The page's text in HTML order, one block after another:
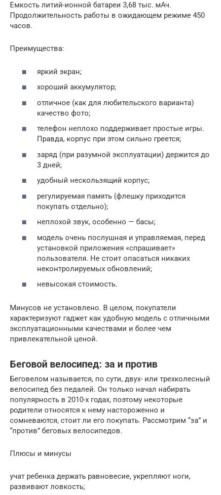
Емкость литий-ионной батареи 3,68 тыс. мАч.
Продолжительность работы в ожидающем режиме 450
часов.
Преимущества:
яркий экран;
хороший аккумулятор;
отличное (как для любительского варианта)
качество фото;
телефон неплохо поддерживает простые игры.
Правда, корпус при этом сильно греется;
заряд (при разумной эксплуатации) держится до
3 дней;
удобный нескользящий корпус;
регулируемая память (флешку приходится
покупать отдельно);
неплохой звук, особенно — басы;
модель очень послушная и управляемая, перед
установкой приложения «спрашивает»
пользователя. Не стоит опасаться никаких
неконтролируемых обновлений;
невысокая стоимость.
Минусов не установлено. В целом, покупатели
характеризуют гаджет как удобную модель с отличными
эксплуатационными качествами и более чем
привлекательной ценой.
Беговой велосипед: за и против
Беговелом называется, по сути, двух- или трехколесный
велосипед без педалей. Он только начал набирать
популярность в 2010-х годах, поэтому некоторые
родители относятся к нему настороженно и
сомневаются, стоит ли его покупать. Рассмотрим “за” и
“против” беговых велосипедов.
Плюсы и минусы
учат ребенка держать равновесие, укрепляют ноги,
развивают ловкость;